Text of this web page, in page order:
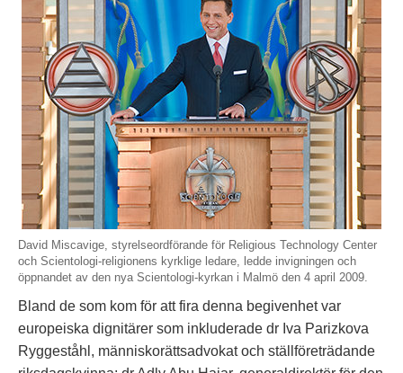
David Miscavige, styrelseordförande för Religious Technology Center
och Scientologi-religionens kyrklige ledare, ledde invigningen och
öppnandet av den nya Scientologi-kyrkan i Malmö den 4 april 2009.
Bland de som kom för att fira denna begivenhet var
europeiska dignitärer som inkluderade dr Iva Parizkova
Ryggeståhl, människorättsadvokat och ställföreträdande